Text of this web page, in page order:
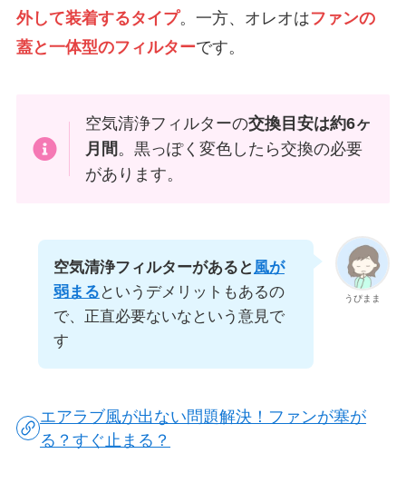
外して装着するタイプ。一方、オレオはファンの
蓋と一体型のフィルターです。
空気清浄フィルターの交換目安は約6ヶ
月間 。黒っぽく変色したら交換の必要
があります。
うぴまま
空気清浄フィルターがあると 風が
弱まる というデメリットもあるの
で、正直必要ないなという意見で
す
エアラブ風が出ない問題解決！ファンが塞が
る？すぐ止まる？